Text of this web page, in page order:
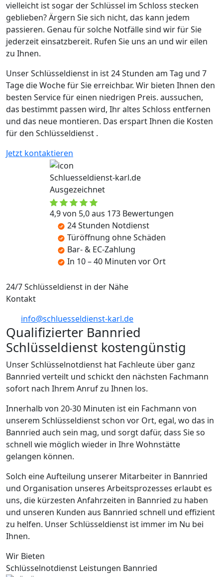
vielleicht ist sogar der Schlüssel im Schloss stecken
geblieben? Ärgern Sie sich nicht, das kann jedem
passieren. Genau für solche Notfälle sind wir für Sie
jederzeit einsatzbereit. Rufen Sie uns an und wir eilen
zu Ihnen.
Unser Schlüsseldienst in ist 24 Stunden am Tag und 7
Tage die Woche für Sie erreichbar. Wir bieten Ihnen den
besten Service für einen niedrigen Preis. aussuchen,
das bestimmt passen wird, Ihr altes Schloss entfernen
und das neue montieren. Das erspart Ihnen die Kosten
für den Schlüsseldienst .
Jetzt kontaktieren
Schluesseldienst-karl.de
Ausgezeichnet
4,9 von 5,0 aus 173 Bewertungen
24 Stunden Notdienst
Türöffnung ohne Schäden
Bar- & EC-Zahlung
In 10 – 40 Minuten vor Ort
24/7 Schlüsseldienst in der Nähe
Kontakt
info@schluesseldienst-karl.de
Qualifizierter Bannried
Schlüsseldienst kostengünstig
Unser Schlüsselnotdienst hat Fachleute über ganz
Bannried verteilt und schickt den nächsten Fachmann
sofort nach Ihrem Anruf zu Ihnen los.
Innerhalb von 20-30 Minuten ist ein Fachmann von
unserem Schlüsseldienst schon vor Ort, egal, wo das in
Bannried auch sein mag, und sorgt dafür, dass Sie so
schnell wie möglich wieder in Ihre Wohnstätte
gelangen können.
Solch eine Aufteilung unserer Mitarbeiter in Bannried
und Organisation unseres Arbeitsprozesses erlaubt es
uns, die kürzesten Anfahrzeiten in Bannried zu haben
und unseren Kunden aus Bannried schnell und effizient
zu helfen. Unser Schlüsseldienst ist immer im Nu bei
Ihnen.
Wir Bieten
Schlüsselnotdienst Leistungen Bannried